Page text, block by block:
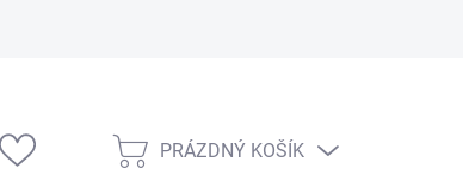
NÁKUPNÍ
PRÁZDNÝ KOŠÍK